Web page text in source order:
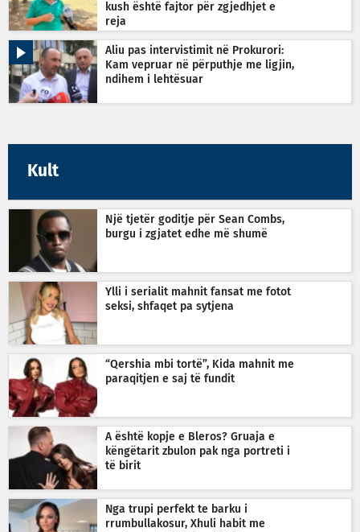
kush është fajtor për zgjedhjet e
reja
Aliu pas intervistimit në Prokurori:
Kam vepruar në përputhje me ligjin,
ndihem i lehtësuar
Kult
Një tjetër goditje për Sean Combs,
burgu i zgjatet edhe më shumë
Ylli i serialit mahnit fansat me fotot
seksi, shfaqet pa sytjena
“Qershia mbi tortë”, Kida mahnit me
paraqitjen e saj të fundit
A është kopje e Bleros? Gruaja e
këngëtarit zbulon pak nga portreti i
të birit
Nga trupi perfekt te barku i
rrumbullakosur, Xhuli habit me